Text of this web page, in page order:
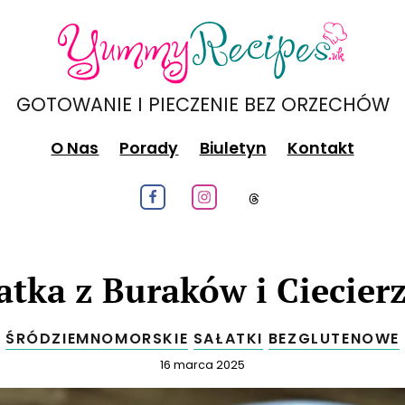
GOTOWANIE I PIECZENIE BEZ ORZECHÓW
O Nas Porady Biuletyn Kontakt
z Buraków i
ŚRÓDZIEMNOMORSKIE SAŁATKI BEZGLUTENOWE
Opublikowano
16 marca 2025